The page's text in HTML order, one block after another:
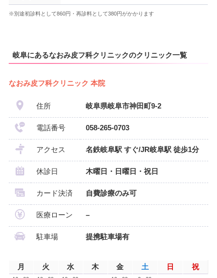
※別途初診料として860円・再診料として380円がかかります
岐阜にあるなおみ皮フ科クリニックのクリニック一覧
なおみ皮フ科クリニック 本院
住所 岐阜県岐阜市神田町9-2
電話番号 058-265-0703
アクセス 名鉄岐阜駅 すぐ/JR岐阜駅 徒歩1分
休診日 木曜日・日曜日・祝日
カード決済 自費診療のみ可
医療ローン –
駐車場 提携駐車場有
月 火 水 木 金 土 日 祝